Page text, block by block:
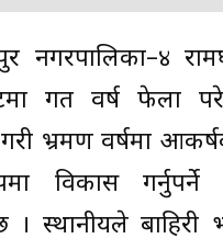
नगरपालिका–४
गत वर्ष फेला
भ्रमण वर्षमा
विकास
स्थानीयले बाहिरी